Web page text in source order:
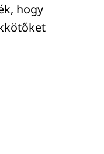
hogy